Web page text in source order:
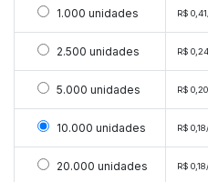
Selecionar 1000
1.000 unidades R$
Selecionar 2500
2.500 unidades R$
Selecionar 5000
5.000 unidades R$
Selecionar 10000
10.000 unidades R$
Selecionar 20000
20.000 unidades R$